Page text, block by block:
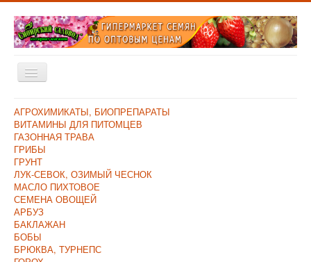
Включить/
выключить
Главная
Каталог
Оплата и Доставка
Контакты
О компании
Прайс/Поступления
Скидки
АГРОХИМИКАТЫ, БИОПРЕПАРАТЫ
ВИТАМИНЫ ДЛЯ ПИТОМЦЕВ
ГАЗОННАЯ ТРАВА
ГРИБЫ
ГРУНТ
ЛУК-СЕВОК, ОЗИМЫЙ ЧЕСНОК
МАСЛО ПИХТОВОЕ
СЕМЕНА ОВОЩЕЙ
АРБУЗ
БАКЛАЖАН
БОБЫ
БРЮКВА, ТУРНЕПС